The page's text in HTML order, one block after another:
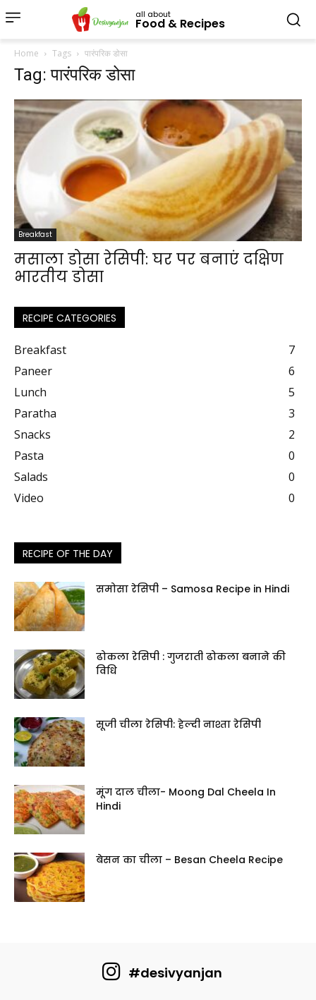
all about
Food & Recipes
Home Tags पारंपरिक डोसा
Tag: पारंपरिक डोसा
Breakfast
मसाला डोसा रेसिपी: घर पर बनाएं दक्षिण
भारतीय डोसा
RECIPE CATEGORIES
Breakfast
7
Paneer
6
Lunch
5
Paratha
3
Snacks
2
Pasta
0
Salads
0
Video
0
RECIPE OF THE DAY
समोसा रेसिपी – Samosa Recipe in Hindi
ढोकला रेसिपी : गुजराती ढोकला बनाने की
विधि
सूजी चीला रेसिपी: हेल्दी नाश्ता रेसिपी
मूंग दाल चीला- Moong Dal Cheela In
Hindi
बेसन का चीला – Besan Cheela Recipe
#desivyanjan